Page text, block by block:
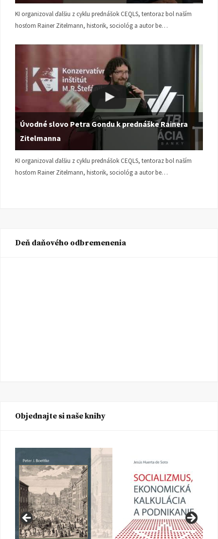
KI organizoval ďalšiu z cyklu prednášok CEQLS, tentoraz bol naším
hosťom Rainer Zitelmann, historik, sociológ a autor be…
Úvodné slovo Petra Gondu k prednáške Rainera
Zitelmanna
KI organizoval ďalšiu z cyklu prednášok CEQLS, tentoraz bol naším
hosťom Rainer Zitelmann, historik, sociológ a autor be…
Deň daňového odbremenenia
Objednajte si naše knihy